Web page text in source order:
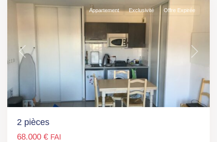
Previous Next
Appartement Exclusivité Offre Expirée
2 pièces
68.000 € FAI